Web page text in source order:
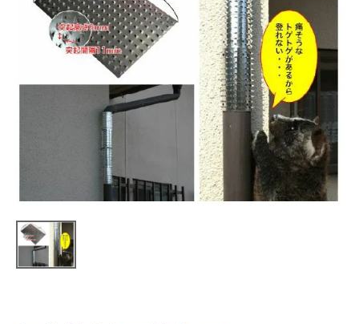
商品カテゴリから選ぶ
トレイルカメラ
サーカメラ）
屋外防犯・監視カメ
ICT・IoT機器
知・遠隔監視）
箱わな（アライグマ・ハ
クビシン・ネズミ等）
防獣・防鳥ネット
くくり罠（イノシシ・